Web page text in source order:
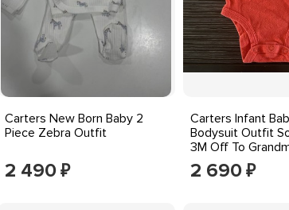
Carters New Born Baby 2
Piece Zebra Outfit
2 490 ₽
Carters Infant
Bodysuit Outfit
3M Off To
2 690 ₽